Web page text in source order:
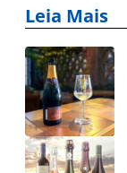
Leia Mais